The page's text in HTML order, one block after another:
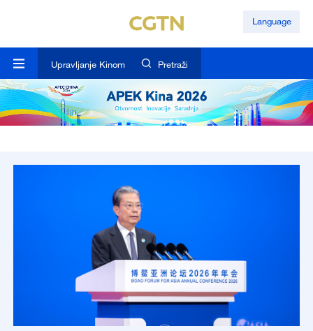
Language
Upravljanje Kinom Pretraži